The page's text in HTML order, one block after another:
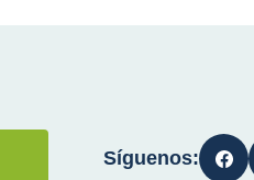
Síguenos: